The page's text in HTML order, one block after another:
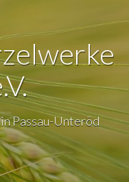
Passau-Unteröd